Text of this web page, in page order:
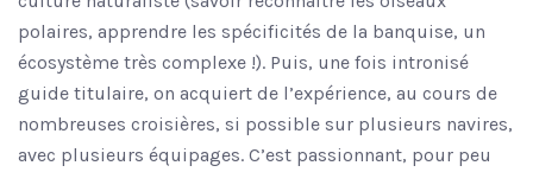
polaires, apprendre les spécificités de la banquise, un
écosystème très complexe !). Puis, une fois intronisé
guide titulaire, on acquiert de l’expérience, au cours de
nombreuses croisières, si possible sur plusieurs navires,
avec plusieurs équipages. C’est passionnant, pour peu